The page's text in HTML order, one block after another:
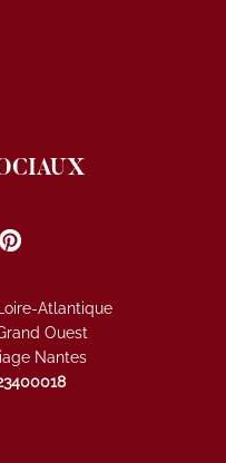
Atlantique
Ouest
Nantes